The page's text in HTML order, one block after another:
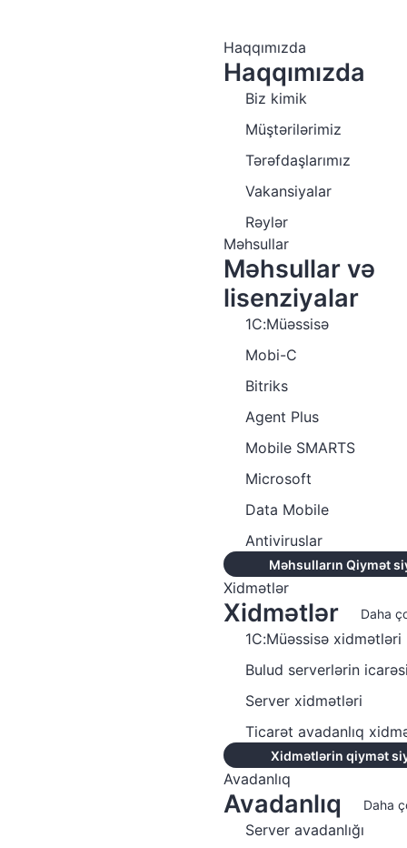
Haqqımızda
Haqqımızda
Biz kimik
Müştərilərimiz
Tərəfdaşlarımız
Vakansiyalar
Rəylər
Məhsullar
Məhsullar və
lisenziyalar
1C:Müəssisə
Mobi-C
Bitriks
Agent Plus
Mobile SMARTS
Microsoft
Data Mobile
Antiviruslar
Məhsulların Qiymət
Xidmətlər
Xidmətlər Daha
1C:Müəssisə xidmətləri
Bulud serverlərin
Server xidmətləri
Ticarət avadanlıq
Xidmətlərin qiymət
Avadanlıq
Avadanlıq Daha
Server avadanlığı